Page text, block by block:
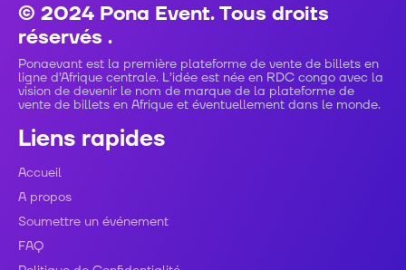
© 2024 Pona Event. Tous droits
réservés .
Ponaevant est la première plateforme de vente de billets en
ligne d’Afrique centrale. L’idée est née en RDC congo avec la
vision de devenir le nom de marque de la plateforme de
vente de billets en Afrique et éventuellement dans le monde.
Liens rapides
Accueil
A propos
Soumettre un événement
FAQ